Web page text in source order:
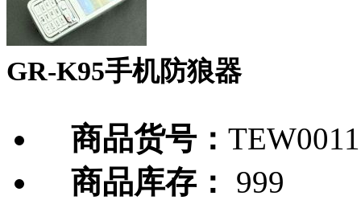
GR-K95手机防狼器
商品货号：
商品库存：
999